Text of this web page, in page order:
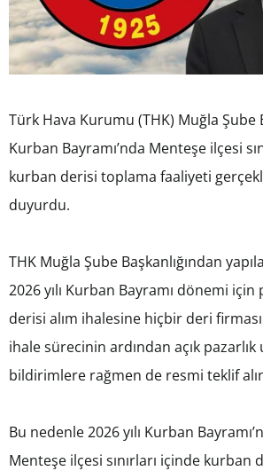
Türk Hava Kurumu (THK) Muğla Şube
Kurban Bayramı’nda Menteşe ilçesi
kurban derisi toplama faaliyeti
duyurdu.
THK Muğla Şube Başkanlığından
2026 yılı Kurban Bayramı dönemi
derisi alım ihalesine hiçbir deri
ihale sürecinin ardından açık pazarlık
bildirimlere rağmen de resmi teklif
Bu nedenle 2026 yılı Kurban
Menteşe ilçesi sınırları içinde kurban